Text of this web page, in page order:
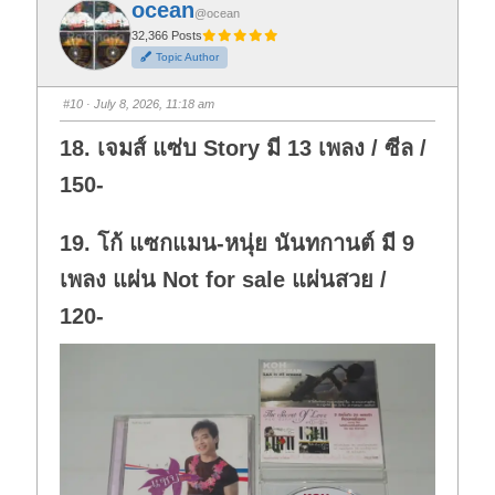
o
r
t
h
u
m
d
o
n
.
o
t
h
u
m
u
p
ocean@ocean
32,366 Posts
Topic Author
#10 · July 8, 2026, 11:18 am
18. เจมส์ แซ่บ Story มี 13 เพลง / ซีล /
150-
19. โก้ แซกแมน-หนุ่ย นันทกานต์ มี 9
เพลง แผ่น Not for sale แผ่นสวย /
120-